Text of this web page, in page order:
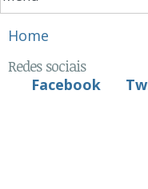
You are here
Home
Redes sociais
Facebook